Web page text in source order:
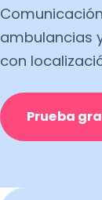
ambulancias
con
Prueba